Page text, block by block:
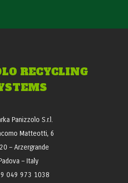
RECYCLING
Panizzolo S.r.l.
Matteotti, 6
– Arzergrande
– Italy
049 973 1038